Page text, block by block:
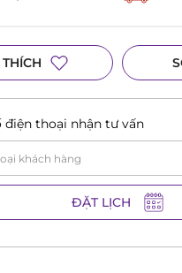
Đồng hồ Galle 5 Nguyễn Đức
Cảnh, Phường Lê Chân, TP
Đồng hồ Galle 335 Lê Duẩn,
Thanh Khê, TP Đà Nẵng
điện thoại nhận tư vấn
ĐẶT LỊCH